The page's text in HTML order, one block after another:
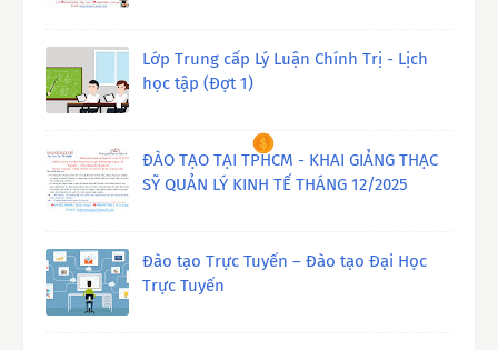
Lớp Trung cấp Lý Luận Chính Trị - Lịch
học tập (Đợt 1)
ĐÀO TẠO TẠI TPHCM - KHAI GIẢNG THẠC
SỸ QUẢN LÝ KINH TẾ THÁNG 12/2025
Đào tạo Trực Tuyến – Đào tạo Đại Học
Trực Tuyến